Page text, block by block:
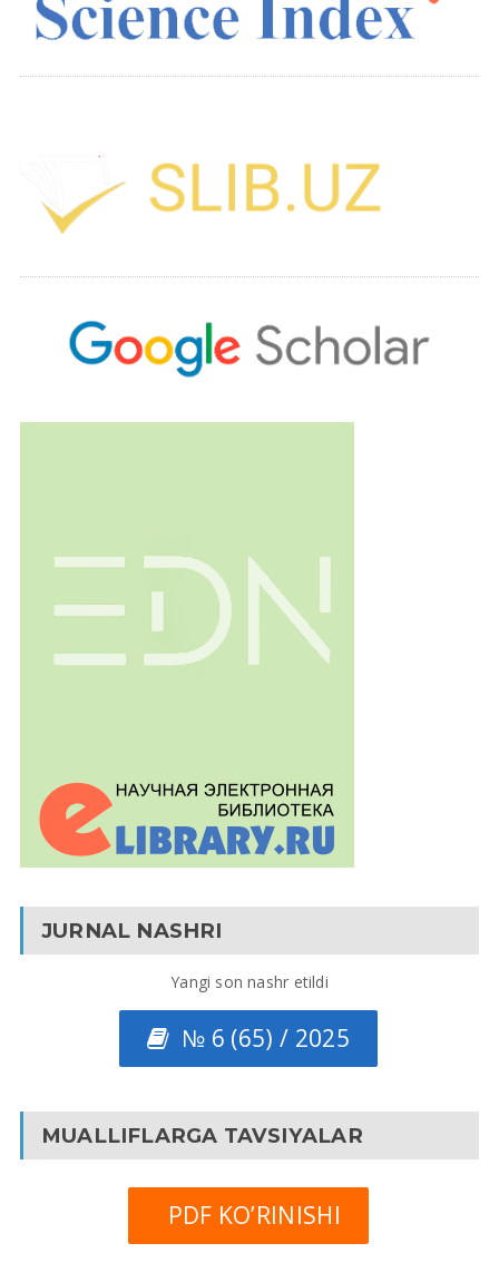
JURNAL NASHRI
Yangi son nashr etildi
№ 6 (65) / 2025
MUALLIFLARGA TAVSIYALAR
PDF KO’RINISHI